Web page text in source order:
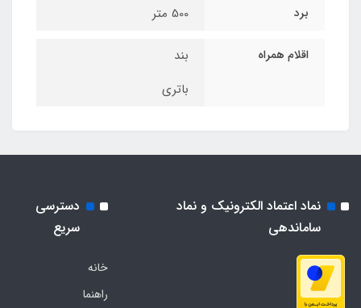
برد 500 متر
اقلام همراه
بند
باتری
نماد اعتماد الکترونیک و نماد
ساماندهی
دسترسی
سریع
خانه
راهنما